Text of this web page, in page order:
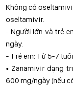
Không có
oseltamivir.
- Người lớn và trẻ
ngày.
- Trẻ em: Từ 5-7
• Zanamivir dạng
600 mg/ngày (nếu